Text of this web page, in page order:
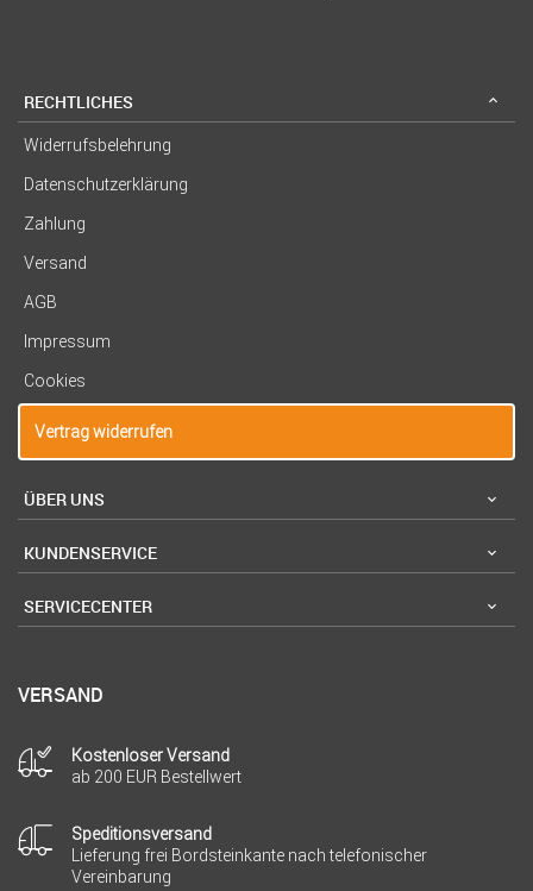
RECHTLICHES
Widerrufsbelehrung
Datenschutzerklärung
Zahlung
Versand
AGB
Impressum
Cookies
Vertrag widerrufen
ÜBER UNS
KUNDENSERVICE
SERVICECENTER
VERSAND
Kostenloser Versand
ab 200 EUR Bestellwert
Speditionsversand
Lieferung frei Bordsteinkante nach telefonischer
Vereinbarung